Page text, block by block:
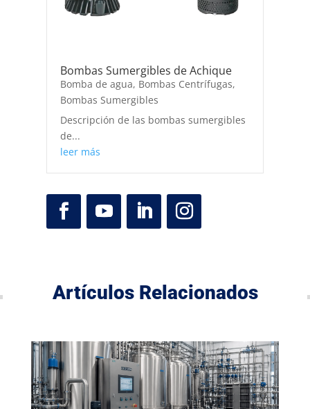
Bombas Sumergibles de Achique
Bomba de agua, Bombas Centrífugas,
Bombas Sumergibles
Descripción de las bombas sumergibles
de...
leer más
Artículos Relacionados